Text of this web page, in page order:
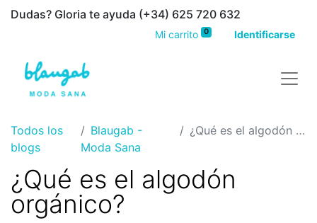
Dudas? Gloria te ayuda (+34) 625 720 632
Mi carrito 0 Identificarse
Todos los
blogs
Blaugab -
Moda Sana
¿Qué es el algodón orgánico?
¿Qué es el algodón
orgánico?